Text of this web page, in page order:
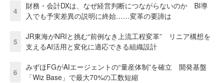
4
財務・会計DXは、なぜ経営判断につながらないのか BI導
入でも予実差異の説明に終始……変革の要諦は
5
JR東海がNRIと挑む“前例なき上流工程変革” リニア構想を
支えるAI活用と変化に適応できる組織設計
6
みずほFGがAIエージェントの“量産体制”を確立 開発基盤
「Wiz Base」で最大70%の工数短縮